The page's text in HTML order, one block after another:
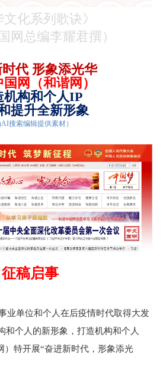
文化系列歌诀》
网总编李耀君撰）
代 形象添光华
国网（和谐网 ）
机构和个人IP
提升全新形象
AI搜索编辑提供素材）
征稿启事
业单位和个人在后疫情时代取得大发
和个人的新形象，打造机构和个人
）特开展“奋进新时代，形象添光